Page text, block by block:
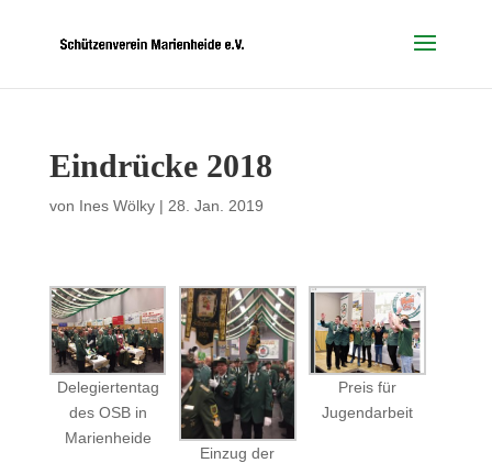
Eindrücke 2018
von Ines Wölky| 28. Jan. 2019
Delegiertentag
des OSB in
Marienheide
Einzug der
Preis für
Jugendarbeit